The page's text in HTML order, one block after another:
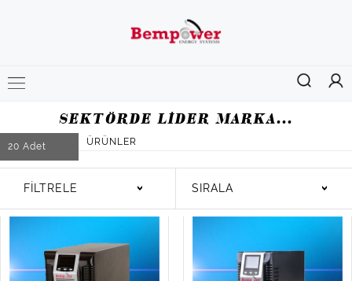
SEKTÖRDE LİDER MARKA...
20 Adet ÜRÜNLER
FİLTRELE SIRALA